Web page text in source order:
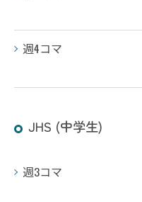
週4コマ
JHS (中学生)
週3コマ